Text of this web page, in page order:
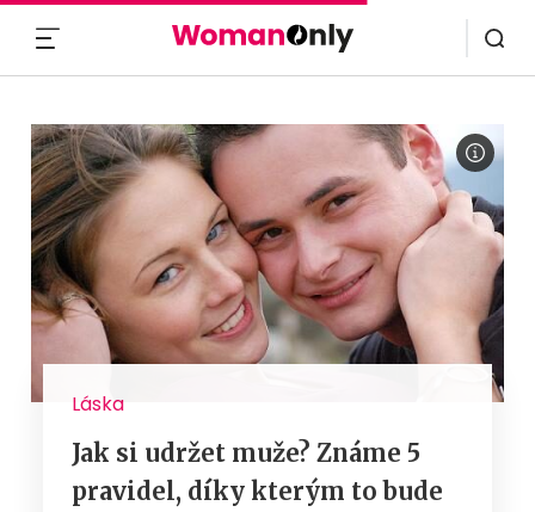
Láska
Jak si udržet muže? Známe 5
pravidel, díky kterým to bude